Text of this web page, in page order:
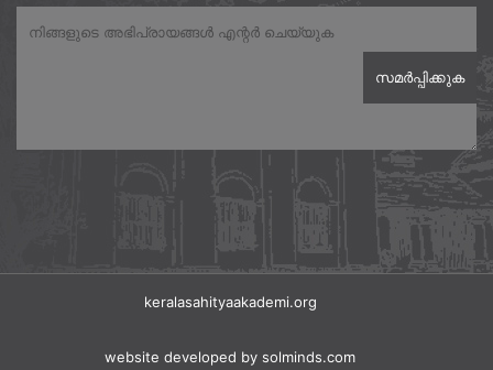
keralasahityaakademi.org
website developed by solminds.com